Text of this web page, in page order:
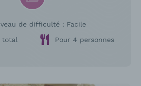
de difficulté : Facile
total
Pour 4 personnes